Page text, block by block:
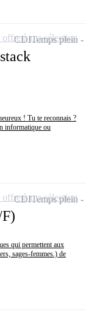
! Tu te reconnais ?
informatique ou
CDITemps plein
à ma sélection
qui permettent aux
sages-femmes.) de
CDITemps plein
à ma sélection